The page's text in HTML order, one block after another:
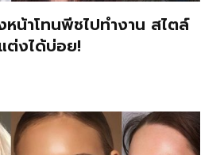
น้าโทนพีชไปทำงาน สไตล์
ต่งได้บ่อย!